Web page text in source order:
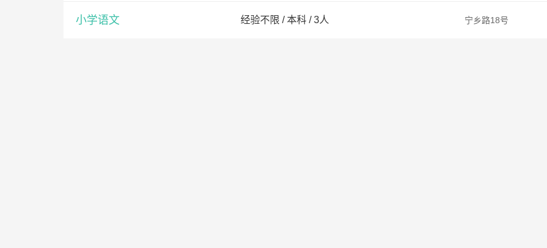
小学语文 经验不限 /本科 /3人 宁乡路18号